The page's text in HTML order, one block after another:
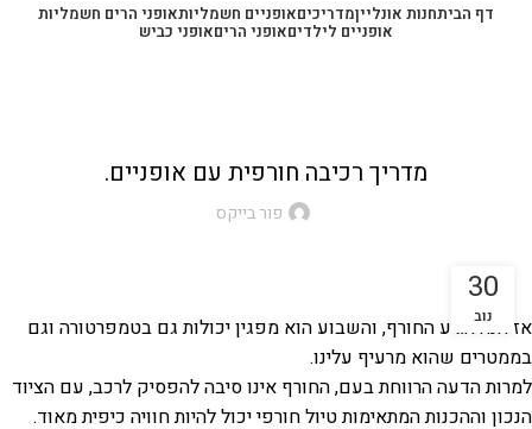
דף הביתחנות אונלייןמדריכיםאופניים חשמליותאופני הרים חשמליות
אופניים לילדיםאופני הריםאופני כביש
מדריך רכיבה חורפית עם אופניים.
פור בייקס
30
נוב
אז הנה הגיע החורף, והשבוע הוא מפגין יכולות גם בטמפרטורה וגם
בממטרים שהוא מרעיף עלינו.
למרות הדעה הרווחת בעם, החורף אינו סיבה להפסיק לרכב, עם הציוד
הנכון וההכנות המתאימות טיול חורפי יכול להיות חוויה כיפית מאוד.